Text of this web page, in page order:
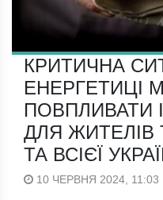
КРИТИЧНА
ЕНЕРГЕТИЦІ
ПОВПЛИВАТИ
ДЛЯ
ТА ВСІЄЇ
10 ЧЕРВНЯ 2024, 11:03